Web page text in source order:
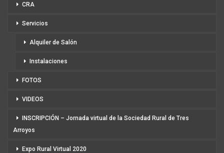
CRA
Servicios
Alquiler de Salón
Instalaciones
FOTOS
VIDEOS
INSCRIPCIÓN – Jornada virtual de la Sociedad Rural de Tres
Arroyos
Expo Rural Virtual 2020